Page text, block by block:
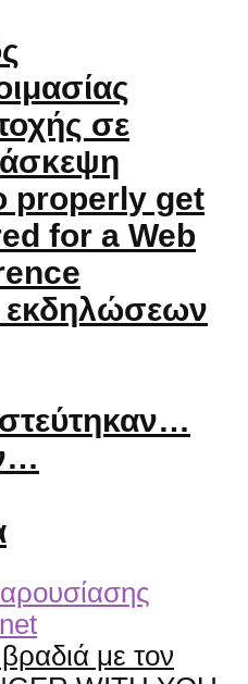
σε
properly get
for a Web
εκδηλώσεων
με τον